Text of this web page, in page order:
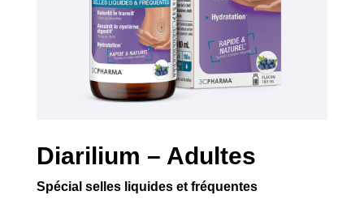
Diarilium – Adultes
Spécial selles liquides et fréquentes